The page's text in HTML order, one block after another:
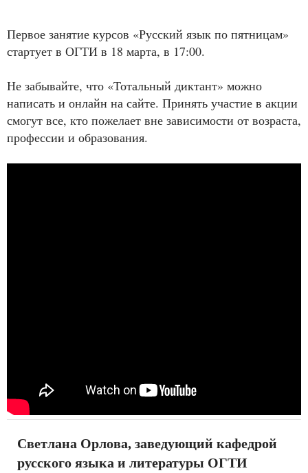
Первое занятие курсов «Русский язык по пятницам»
стартует в ОГТИ в 18 марта, в 17:00.
Не забывайте, что «Тотальный диктант» можно
написать и онлайн на сайте. Принять участие в акции
смогут все, кто пожелает вне зависимости от возраста,
профессии и образования.
Светлана Орлова, заведующий кафедрой
русского языка и литературы ОГТИ